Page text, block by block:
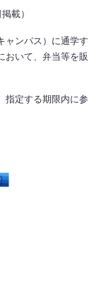
載）
ャンパス）に通学す
おいて、弁当等を販
指定する期限内に参